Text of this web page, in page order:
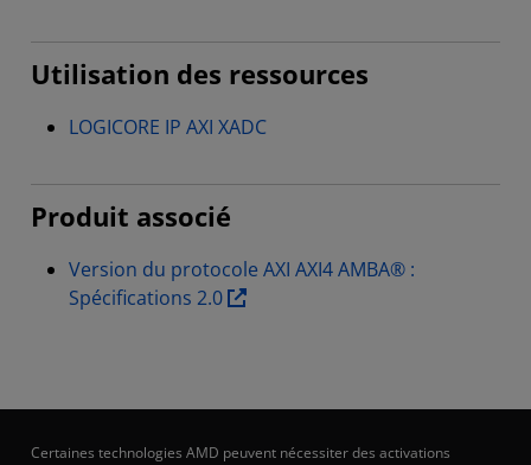
Utilisation des ressources
LOGICORE IP AXI XADC
Produit associé
Version du protocole AXI AXI4 AMBA® :
Spécifications 2.0
Certaines technologies AMD peuvent nécessiter des activations